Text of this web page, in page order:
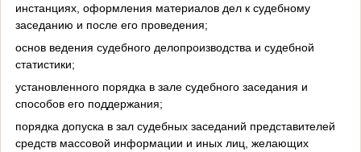
инстанциях, оформления материалов дел к судебному
заседанию и после его проведения;
основ ведения судебного делопроизводства и судебной
статистики;
установленного порядка в зале судебного заседания и
способов его поддержания;
порядка допуска в зал судебных заседаний представителей
средств массовой информации и иных лиц, желающих